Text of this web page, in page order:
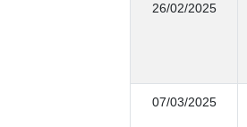
26/02/2025
07/03/2025